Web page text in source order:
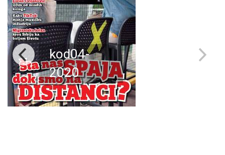
kod04-
2020